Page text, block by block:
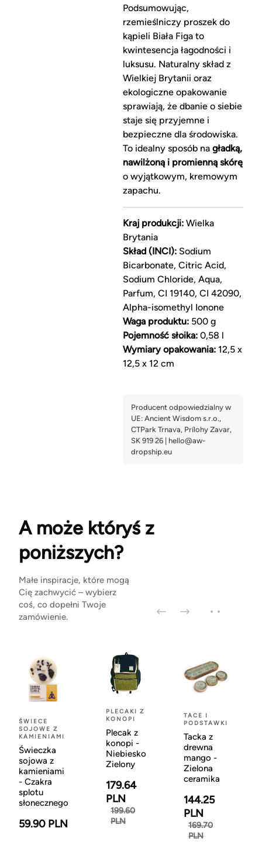
Podsumowując,
rzemieślniczy proszek do
kąpieli Biała Figa to
kwintesencja łagodności i
luksusu. Naturalny skład z
Wielkiej Brytanii oraz
ekologiczne opakowanie
sprawiają, że dbanie o siebie
staje się przyjemne i
bezpieczne dla środowiska.
To idealny sposób na gładką,
nawilżoną i promienną skórę
o wyjątkowym, kremowym
zapachu.
Kraj produkcji:Wielka
Brytania
Skład (INCI):Sodium
Bicarbonate, Citric Acid,
Sodium Chloride, Aqua,
Parfum, CI 19140, CI 42090,
Alpha-isomethyl Ionone
Waga produktu:500 g
Pojemność słoika:0,58 l
Wymiary opakowania:12,5 x
12,5 x 12 cm
A może któryś z
poniższych?
Małe inspiracje, które mogą
Cię zachwycić – wybierz
coś, co dopełni Twoje
zamówienie.
ŚWIECE
SOJOWE Z
KAMIENIAMI
Świeczka
sojowa z
kamieniami
- Czakra
splotu
słonecznego
59.90 PLN
PLECAKI Z
KONOPI
Plecak z
konopi -
Niebiesko
Zielony
179.64
PLN
199.60
PLN
TACE I
PODSTAWKI
Tacka z
drewna
mango -
Zielona
ceramika
144.25
PLN
169.70
PLN